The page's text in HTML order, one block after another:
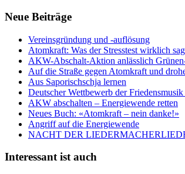
Neue Beiträge
Vereinsgründung und -auflösung
Atomkraft: Was der Stresstest wirklich
AKW-Abschalt-Aktion anlässlich
Auf die Straße gegen Atomkraft und
Aus Saporischschja lernen
Deutscher Wettbewerb der Friedensmusik
AKW abschalten – Energiewende retten
Neues Buch: «Atomkraft – nein danke!»
Angriff auf die Energiewende
NACHT DER
Interessant ist auch